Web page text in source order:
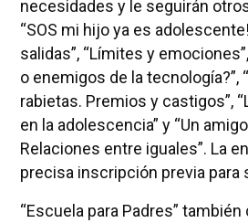
necesidades y le seguirán
“SOS mi hijo ya es
salidas”, “Límites y
o enemigos de la tecnología?”,
rabietas. Premios y castigos”,
en la adolescencia” y “Un
Relaciones entre iguales”. La
precisa inscripción previa para
“Escuela para Padres”